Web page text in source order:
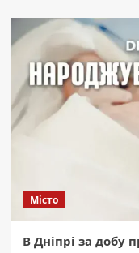
Місто
В Дніпрі за добу